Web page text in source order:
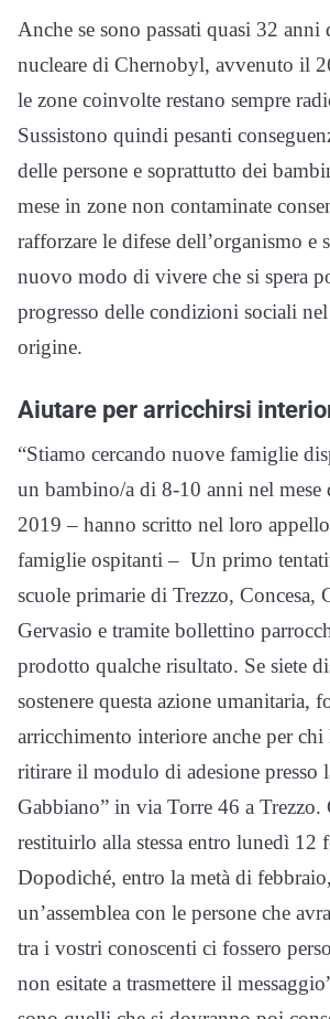
Anche se sono passati quasi 32 anni
nucleare di Chernobyl, avvenuto il
le zone coinvolte restano sempre
Sussistono quindi pesanti
delle persone e soprattutto dei
mese in zone non contaminate
rafforzare le difese dell’organismo e
nuovo modo di vivere che si spera
progresso delle condizioni sociali
origine.
Aiutare per arricchirsi
“Stiamo cercando nuove famiglie
un bambino/a di 8-10 anni nel mese
2019 – hanno scritto nel loro
famiglie ospitanti – Un primo
scuole primarie di Trezzo, Concesa,
Gervasio e tramite bollettino
prodotto qualche risultato. Se siete
sostenere questa azione umanitaria,
arricchimento interiore anche per
ritirare il modulo di adesione presso
Gabbiano” in via Torre 46 a
restituirlo alla stessa entro lunedì 12
Dopodiché, entro la metà di
un’assemblea con le persone che
tra i vostri conoscenti ci fossero
non esitate a trasmettere il